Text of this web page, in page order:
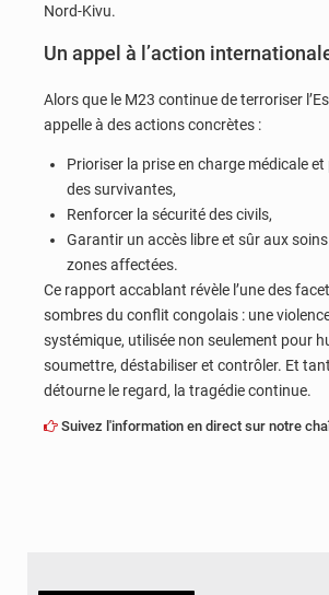
Nord-Kivu.
Un appel à l’action
Alors que le M23 continue de terroriser
appelle à des actions concrètes :
Prioriser la prise en charge médicale
des survivantes,
Renforcer la sécurité des civils,
Garantir un accès libre et sûr aux
zones affectées.
Ce rapport accablant révèle l’une des
sombres du conflit congolais : une
systémique, utilisée non seulement pour
soumettre, déstabiliser et contrôler. Et
détourne le regard, la tragédie continue.
Suivez l'information en direct sur notre